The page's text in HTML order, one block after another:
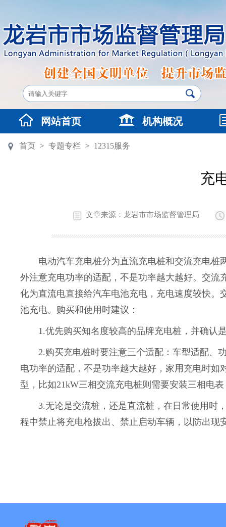
网站首页 机构概况
首页 > 专题专栏 > 12315服务
充
文章来源：龙岩市市场监督管理局
电动汽车充电桩分为直流充电桩和交流充电桩
外注意充电功率的适配，不是功率越大越好。交
化为直流电直接给汽车电池充电，充电速度较快
池充电。购买和使用时建议：
1.优先购买知名度较高的品牌充电桩，并确认是
2.购买充电桩时要注意三个适配：车型适配、功
电功率的适配，不是功率越大越好，家用充电时
型，比如21kW三相交流充电桩则需要安装三相电
3.无论是交流桩，还是直流桩，在日常使用时，
程中禁止将充电枪拔出、禁止启动车辆，以防出现